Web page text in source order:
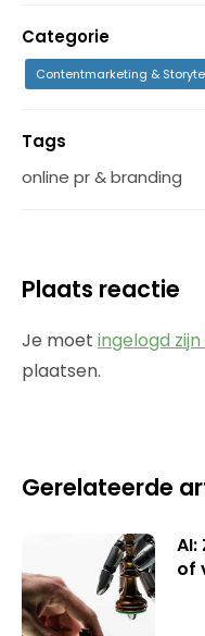
Categorie
Contentmarketing &
Tags
online pr & branding
Plaats reactie
Je moet ingelogd
plaatsen.
Gerelateerde
of